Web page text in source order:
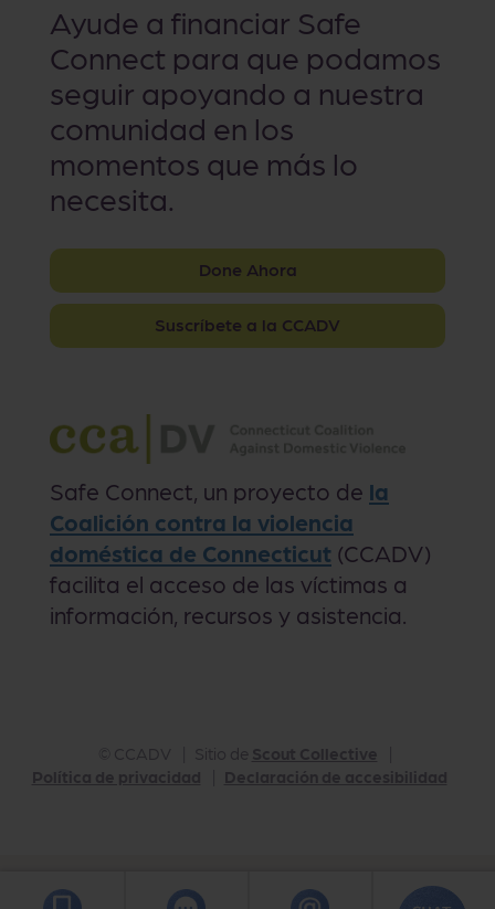
Safe Connect, un proyecto de la
Coalición contra la violencia
doméstica de Connecticut (CCADV)
facilita el acceso de las víctimas a
información, recursos y asistencia.
Ayude a financiar Safe
Connect para que podamos
seguir apoyando a nuestra
comunidad en los
momentos que más lo
necesita.
Done Ahora
Suscríbete a la CCADV
© CCADV Sitio de Scout Collective
Política de privacidad
Declaración de accesibilidad